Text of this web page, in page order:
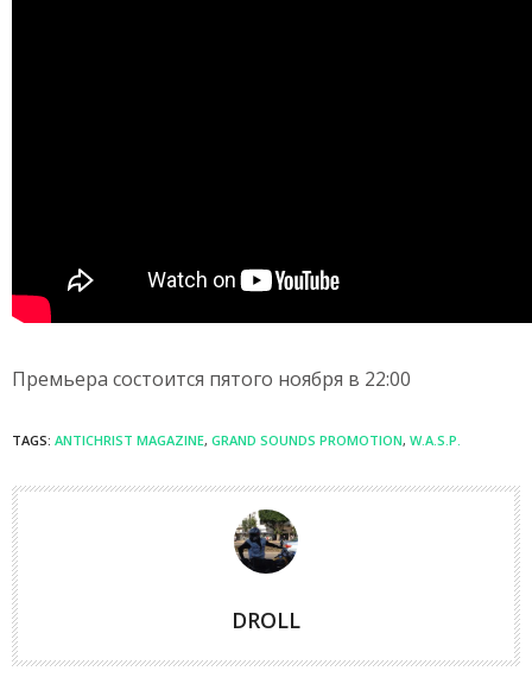
Премьера состоится пятого ноября в 22:00
TAGS: ANTICHRIST MAGAZINE, GRAND SOUNDS PROMOTION, W.A.S.P.
DROLL